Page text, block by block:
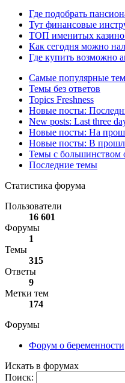
Где подобрать
Тут финансовые
ТОП именитых казино
Как сегодня можно
Где купить возможно
Самые популярные
Темы без ответов
Topics Freshness
Новые посты:
New posts: Last three
Новые посты: На
Новые посты: В
Темы с большинством
Последние темы
Статистика форума
Пользователи
16 601
Форумы
1
Темы
315
Ответы
9
Метки тем
174
Форумы
Форум о
Искать в форумах
Поиск: